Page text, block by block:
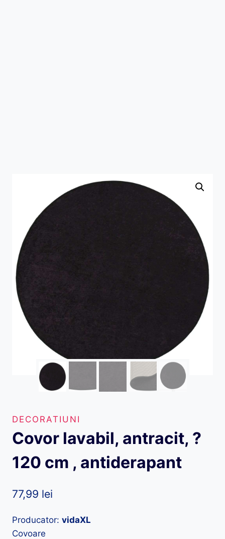
DECORATIUNI
Covor lavabil, antracit, ?
120 cm , antiderapant
77,99 lei
Producator: vidaXL
Covoare